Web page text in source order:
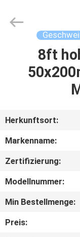
PRODUKTE
ÜBER
UNS
FABRIK-
AUSFLUG
Copyright
8ft
Herkunftsort:
Markenname:
Zertifizierung:
Modellnummer:
Min Bestellmenge:
Preis: